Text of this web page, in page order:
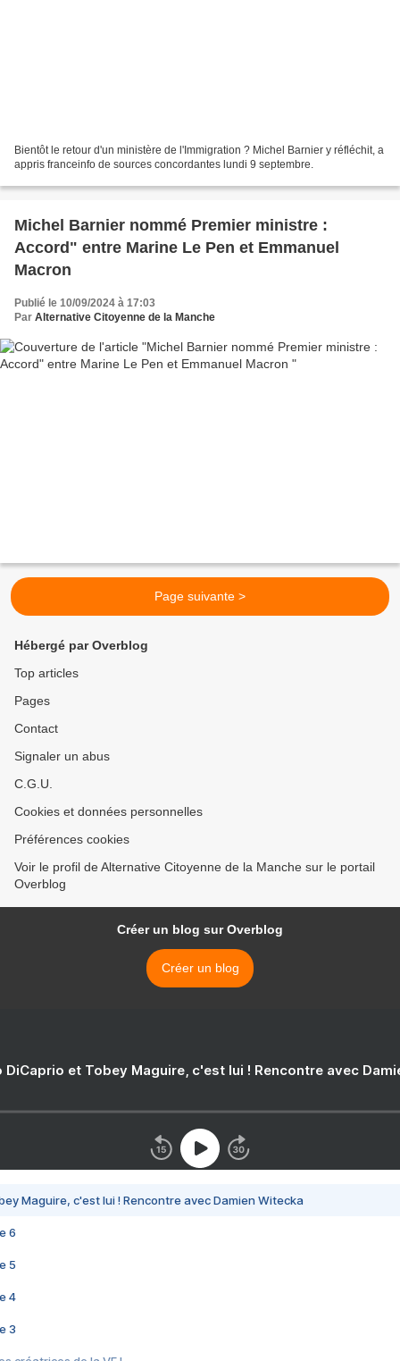
Bientôt le retour d'un ministère de l'Immigration ? Michel Barnier y réfléchit, a
appris franceinfo de sources concordantes lundi 9 septembre.
Michel Barnier nommé Premier ministre :
Accord" entre Marine Le Pen et Emmanuel
Macron
Publié le 10/09/2024 à 17:03
Par Alternative Citoyenne de la Manche
Page suivante >
Hébergé par Overblog
Top articles
Pages
Contact
Signaler un abus
C.G.U.
Cookies et données personnelles
Préférences cookies
Voir le profil de Alternative Citoyenne de la Manche sur le portail
Overblog
Créer un blog sur Overblog
Créer un blog
DiCaprio et Tobey Maguire, c'est lui ! Rencontre avec
Maguire, c'est lui ! Rencontre avec Damien Witecka
6
5
4
3